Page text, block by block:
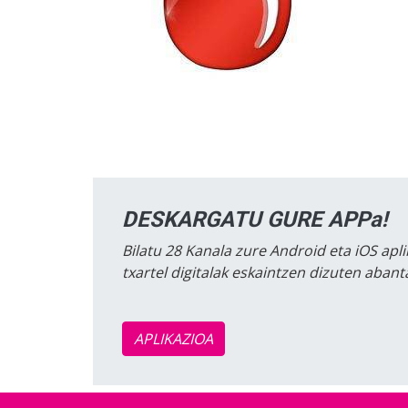
DESKARGATU GURE APPa!
Bilatu 28 Kanala zure Android eta iOS
txartel digitalak eskaintzen dizuten
APLIKAZIOA